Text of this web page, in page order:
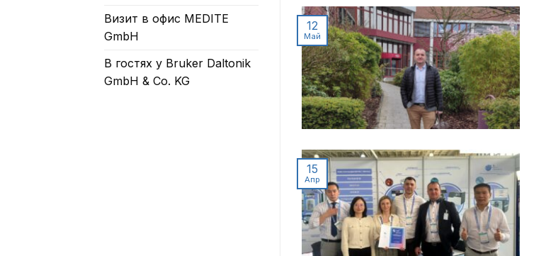
Визит в офис MEDITE
GmbH
В гостях у Bruker Daltonik
GmbH & Co. KG
12
Май
15
Апр